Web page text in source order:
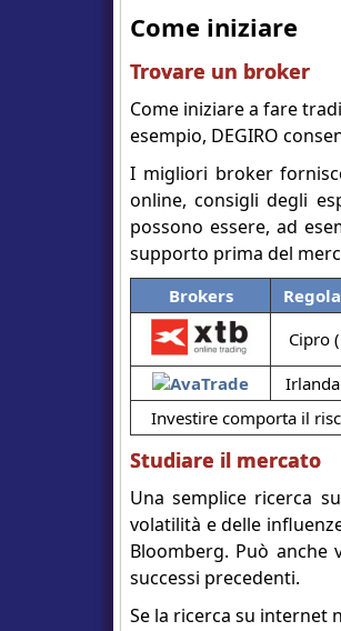
Come iniziare
Trovare un broker
Come iniziare a fare
esempio, DEGIRO
I migliori broker
online, consigli degli
possono essere, ad
supporto prima del
Brokers
Cipro
Irlanda
Investire comporta il
Studiare il mercato
Una semplice ricerca
volatilità e delle
Bloomberg. Può
successi precedenti.
Se la ricerca su internet